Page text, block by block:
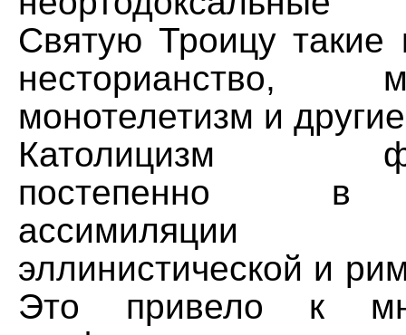
Святую Троицу такие
несторианство,
монотелетизм и
Католицизм
постепенно в
ассимиляции
эллинистической и
Это привело к